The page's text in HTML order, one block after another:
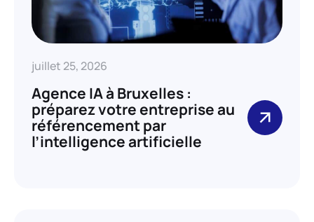
juillet 25, 2026
Agence IA à Bruxelles :
préparez votre entreprise au
référencement par
l’intelligence artificielle